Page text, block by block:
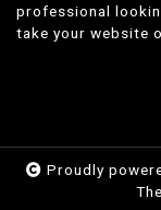
professional
take your website
Proudly